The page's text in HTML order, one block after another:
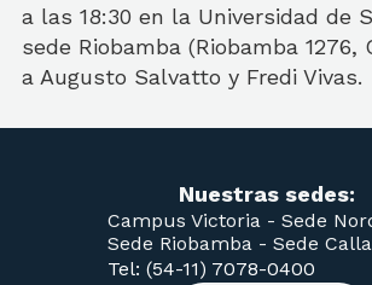
a las 18:30 en la Universidad de
sede Riobamba (Riobamba 1276,
a Augusto Salvatto y Fredi Vivas.
Nuestras sedes:
Campus Victoria - Sede
Sede Riobamba - Sede
Tel: (54-11) 7078-0400